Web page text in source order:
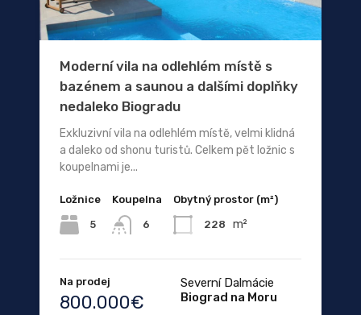
Moderní vila na odlehlém místě s
bazénem a saunou a dalšími doplňky
nedaleko Biogradu
Exkluzivní vila na odlehlém místě, velmi klidná
a daleko od shonu turistů. Celkem pět ložnic s
koupelnami je...
Ložnice
5
Koupelna
6
Obytný prostor (m²)
228 m²
Na prodej
800.000€
Severní Dalmácie
Biograd na Moru